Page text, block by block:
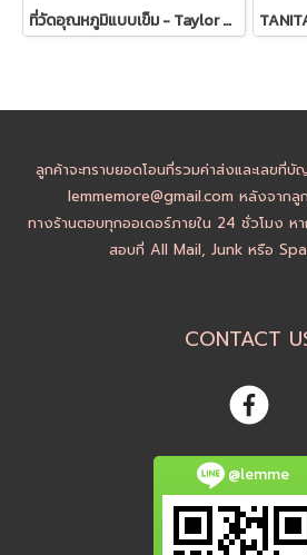
ที่วัดอุณหภูมิแบบเข็ม - Taylor Precision Products Classic Instant Read Pocket Thermometer
ลูกค้าจะทราบยอดโอนที่รวมค่าส่งและเลขที่บั
lemmemore@gmail.com หลังจาก
ทางร้านตอบทุกออเดอร์ภายใน 24 ชั่วโมง ห
สอบที่ All Mail, Junk หรือ
CONTACT
@lemme